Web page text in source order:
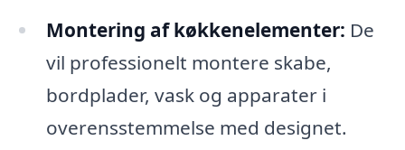
Montering af køkkenelementer: De
vil professionelt montere skabe,
bordplader, vask og apparater i
overensstemmelse med designet.